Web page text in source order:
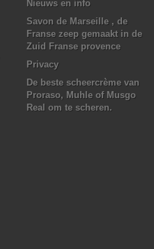
Nieuws en info
Savon de Marseille , de
Franse zeep gemaakt in de
Zuid Franse provence
Privacy
De beste scheercrème van
Proraso, Muhle of Musgo
Real om te scheren.